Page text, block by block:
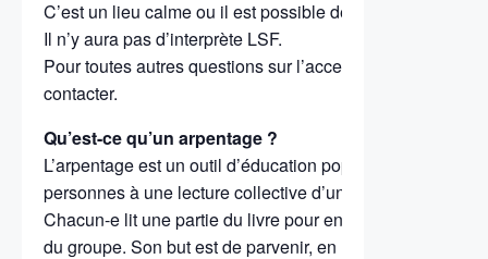
C’est un lieu calme ou il est possible de s’isoler.
Il n’y aura pas d’interprète LSF.
Pour toutes autres questions sur l’accessibilité, n’hésitez
contacter.
Qu’est-ce qu’un arpentage ?
L’arpentage est un outil d’éducation populaire qui invite
personnes à une lecture collective d’un ouvrage de
Chacun-e lit une partie du livre pour ensuite en faire une
du groupe. Son but est de parvenir, en un temps limité, à